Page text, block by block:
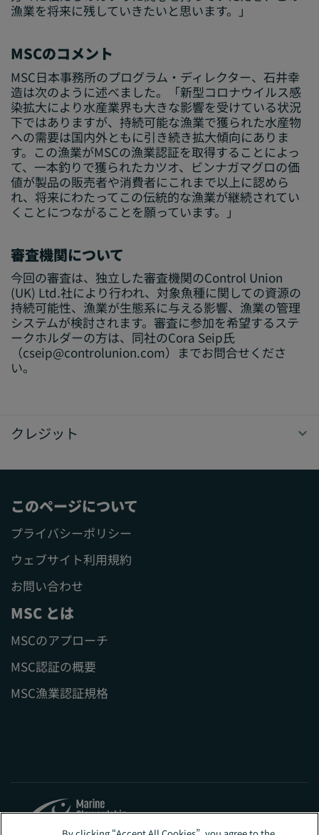
漁業を将来に残していきたいと思います。」
MSCのコメント
MSC日本事務所のプログラム・ディレクター、石井幸
造は次のように述べました。「新型コロナウイルス感
染拡大により水産業界も大きな影響を受けている状況
下ではありますが、持続可能な漁業で獲られた水産物
への需要は国内外ともに引き続き拡大傾向にありま
す。この漁業がMSCの漁業認証を取得することによっ
て、一本釣りで獲られたカツオ、ビンナガマグロの価
値が製品の販売者や消費者にこれまで以上に認めら
れ、将来にわたってこの伝統的な漁業が継続されてい
くことにつながることを願っています。」
審査機関について
今回の審査は、独立した審査機関のControl Union
(UK) Ltd.社により行われ、対象魚種に関しての資源の
持続可能性、漁業が生態系に与える影響、漁業の管理
システムが検討されます。審査に参加を希望するステ
ークホルダーの方は、同社のCora Seip氏
（cseip@controlunion.com）までお問合せくださ
い。
クレジット
このページについて
プライバシーポリシー
ウェブサイト利用規約
お問い合わせ
MSC とは
MSCのアプローチ
MSC認証の概要
MSC漁業認証規格